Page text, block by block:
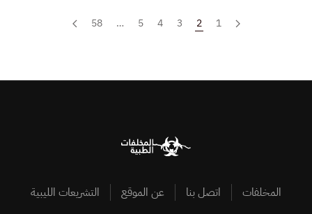
1
2
3
4
5
…
58
المخلفات اتصل بنا عن الموقع التشريعات الليبية